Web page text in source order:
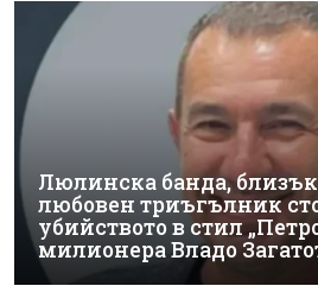
Люлинска банда,
любовен триъгълник
убийството в стил
милионера Владо